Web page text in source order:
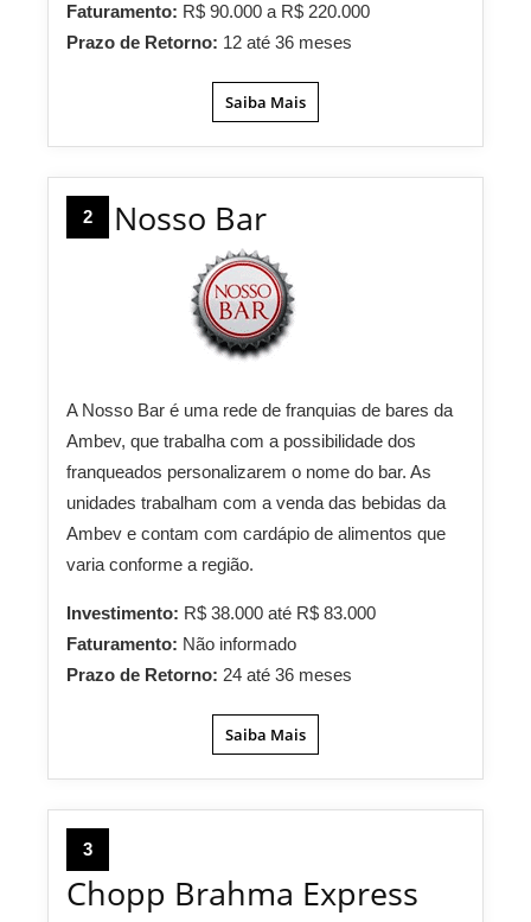
Faturamento: R$ 90.000 a R$ 220.000
Prazo de Retorno: 12 até 36 meses
Saiba Mais
2 Nosso Bar
A Nosso Bar é uma rede de franquias de bares da
Ambev, que trabalha com a possibilidade dos
franqueados personalizarem o nome do bar. As
unidades trabalham com a venda das bebidas da
Ambev e contam com cardápio de alimentos que
varia conforme a região.
Investimento: R$ 38.000 até R$ 83.000
Faturamento: Não informado
Prazo de Retorno: 24 até 36 meses
Saiba Mais
3
Chopp Brahma Express